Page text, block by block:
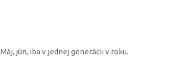
Máj, jún, iba v jednej generácii v roku.